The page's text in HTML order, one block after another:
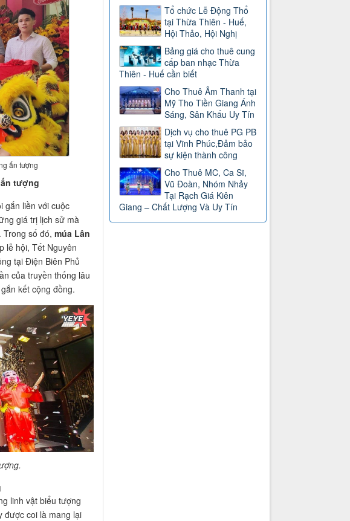
ấn tượng
tượng
gắn liền với cuộc
giá trị lịch sử mà
số đó, múa Lân
lễ hội, Tết Nguyên
tại Điện Biên Phủ
của truyền thống lâu
kết cộng đồng.
linh vật biểu tượng
được coi là mang lại
Tổ chức Lễ Động Thổ
tại Thừa Thiên - Huế,
Hội Thảo, Hội Nghị
Bảng giá cho thuê cung
cấp ban nhạc Thừa
Thiên - Huế cần biết
Cho Thuê Âm Thanh tại
Mỹ Tho Tiền Giang Ánh
Sáng, Sân Khấu Uy Tín
Dịch vụ cho thuê PG PB
tại Vĩnh Phúc,Đảm bảo
sự kiện thành công
Cho Thuê MC, Ca Sĩ,
Vũ Đoàn, Nhóm Nhảy
Tại Rạch Giá Kiên
Giang – Chất Lượng Và Uy Tín